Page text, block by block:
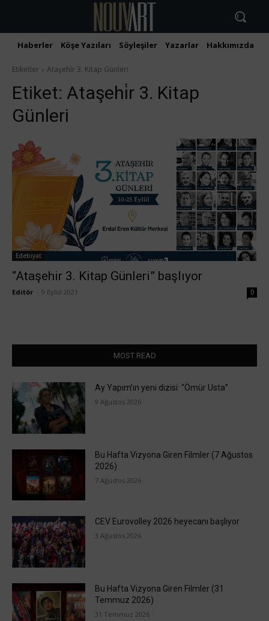
Haberler Köşe Yazıları Söyleşiler Yazarlar Hakkımızda
Etiketler Ataşehi̇r 3. Kitap Günleri
Etiket: Ataşehi̇r 3. Kitap
Günleri
Edebiyat
“Ataşehir 3. Kitap Günleri” başlıyor
Editör 9 Eylül 2021 0
MOST READ
Ay Yapım’ın yeni dizisi: “Ömür Usta”
9 Ağustos 2026
Bu Hafta Vizyona Giren Filmler (7 Ağustos
2026)
7 Ağustos 2026
CEV Eurovolley 2026 heyecanı başlıyor
3 Ağustos 2026
Bu Hafta Vizyona Giren Filmler (31
Temmuz 2026)
31 Temmuz 2026